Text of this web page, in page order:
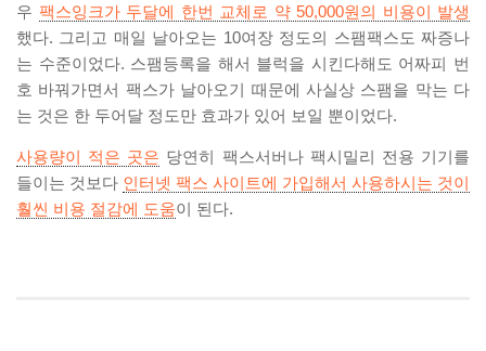
우 팩스잉크가 두달에 한번 교체로 약 50,000원의 비용이 발생
했다. 그리고 매일 날아오는 10여장 정도의 스팸팩스도 짜증나
는 수준이었다. 스팸등록을 해서 블럭을 시킨다해도 어짜피 번
호 바꿔가면서 팩스가 날아오기 때문에 사실상 스팸을 막는 다
는 것은 한 두어달 정도만 효과가 있어 보일 뿐이었다.
사용량이 적은 곳은 당연히 팩스서버나 팩시밀리 전용 기기를
들이는 것보다 인터넷 팩스 사이트에 가입해서 사용하시는 것이
훨씬 비용 절감에 도움이 된다.